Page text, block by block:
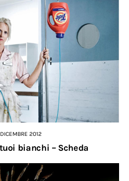
DICEMBRE 2012
bianchi – Scheda